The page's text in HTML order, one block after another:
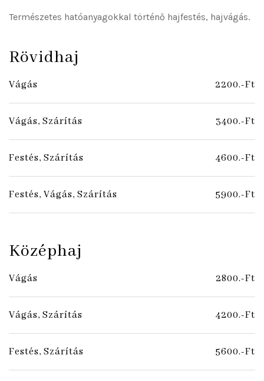
Természetes hatóanyagokkal történő hajfestés, hajvágás.
Rövidhaj
Vágás 2200.-Ft
Vágás, Szárítás 3400.-Ft
Festés, Szárítás 4600.-Ft
Festés, Vágás, Szárítás 5900.-Ft
Középhaj
Vágás 2800.-Ft
Vágás, Szárítás 4200.-Ft
Festés, Szárítás 5600.-Ft